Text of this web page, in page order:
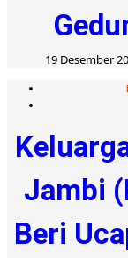
19 Desember
Jambi
Beri